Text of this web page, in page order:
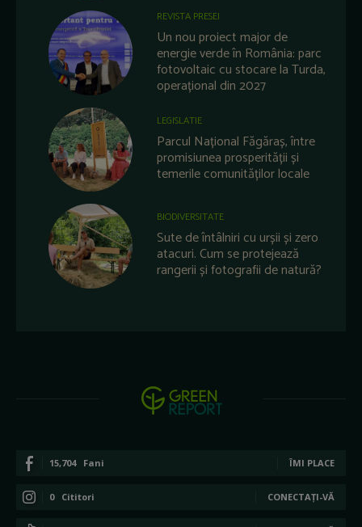
REVISTA PRESEI
Un nou proiect major de
energie verde în România: parc
fotovoltaic cu stocare la Turda,
operațional din 2027
LEGISLATIE
Parcul Național Făgăraș, între
promisiunea prosperității și
temerile comunităților locale
BIODIVERSITATE
Sute de întâlniri cu urșii și zero
atacuri. Cum se protejează
rangerii și fotografii de natură?
15,704 Fani ÎMI PLACE
0 Cititori CONECTAȚI-VĂ